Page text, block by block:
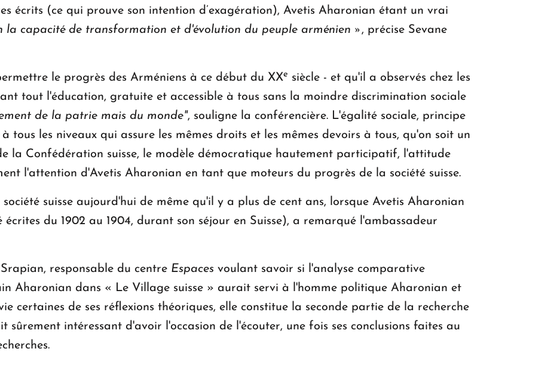
écrits (ce qui prouve son intention d’exagération), Avetis Aharonian étant un vrai
la capacité de transformation et d'évolution du peuple arménien », précise Sevane
le progrès des Arméniens à ce début du XXe siècle - et qu'il a observés chez les
tout l'éducation, gratuite et accessible à tous sans la moindre discrimination sociale
de la patrie mais du monde", souligne la conférencière. L'égalité sociale, principe
tous les niveaux qui assure les mêmes droits et les mêmes devoirs à tous, qu'on soit un
la Confédération suisse, le modèle démocratique hautement participatif, l'attitude
l'attention d'Avetis Aharonian en tant que moteurs du progrès de la société suisse.
société suisse aujourd'hui de même qu'il y a plus de cent ans, lorsque Avetis Aharonian
du 1902 au 1904, durant son séjour en Suisse), a remarqué l'ambassadeur
responsable du centre Espaces voulant savoir si l'analyse comparative
Aharonian dans « Le Village suisse » aurait servi à l'homme politique Aharonian et
certaines de ses réflexions théoriques, elle constitue la seconde partie de la recherche
sûrement intéressant d'avoir l'occasion de l'écouter, une fois ses conclusions faites au